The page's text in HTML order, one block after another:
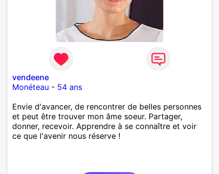
vendeene
Monéteau - 54 ans
Envie d'avancer, de rencontrer de belles personnes
et peut être trouver mon âme soeur. Partager,
donner, recevoir. Apprendre à se connaître et voir
ce que l'avenir nous réserve !